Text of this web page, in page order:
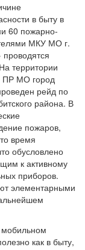
в быту в
60 пожарно-
МКУ МО г.
территории
ПР МО город
рейд по
района. В
пожаров,
время
обусловлено
к активному
приборов.
элементарными
как в быту,